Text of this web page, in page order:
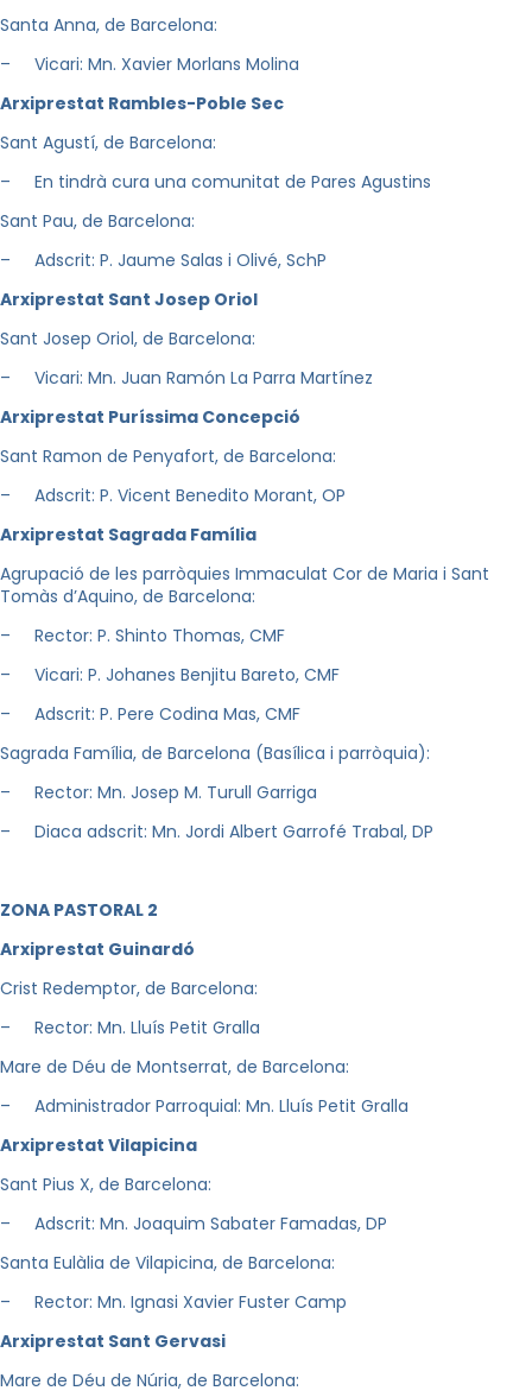
Santa Anna, de Barcelona:
– Vicari: Mn. Xavier Morlans Molina
Arxiprestat Rambles-Poble Sec
Sant Agustí, de Barcelona:
– En tindrà cura una comunitat de Pares Agustins
Sant Pau, de Barcelona:
– Adscrit: P. Jaume Salas i Olivé, SchP
Arxiprestat Sant Josep Oriol
Sant Josep Oriol, de Barcelona:
– Vicari: Mn. Juan Ramón La Parra Martínez
Arxiprestat Puríssima Concepció
Sant Ramon de Penyafort, de Barcelona:
– Adscrit: P. Vicent Benedito Morant, OP
Arxiprestat Sagrada Família
Agrupació de les parròquies Immaculat Cor de Maria i Sant
Tomàs d’Aquino, de Barcelona:
– Rector: P. Shinto Thomas, CMF
– Vicari: P. Johanes Benjitu Bareto, CMF
– Adscrit: P. Pere Codina Mas, CMF
Sagrada Família, de Barcelona (Basílica i parròquia):
– Rector: Mn. Josep M. Turull Garriga
– Diaca adscrit: Mn. Jordi Albert Garrofé Trabal, DP
ZONA PASTORAL 2
Arxiprestat Guinardó
Crist Redemptor, de Barcelona:
– Rector: Mn. Lluís Petit Gralla
Mare de Déu de Montserrat, de Barcelona:
– Administrador Parroquial: Mn. Lluís Petit Gralla
Arxiprestat Vilapicina
Sant Pius X, de Barcelona:
– Adscrit: Mn. Joaquim Sabater Famadas, DP
Santa Eulàlia de Vilapicina, de Barcelona:
– Rector: Mn. Ignasi Xavier Fuster Camp
Arxiprestat Sant Gervasi
Mare de Déu de Núria, de Barcelona: